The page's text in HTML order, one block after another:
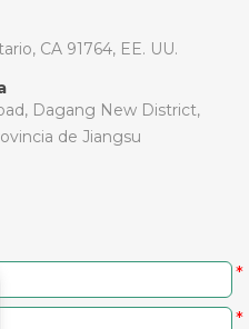
CA 91764, EE. UU.
Dagang New District,
de Jiangsu
*
*